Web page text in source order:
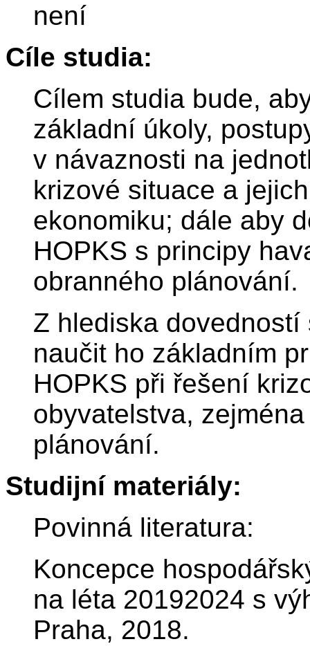
není
Cíle studia:
Cílem studia bude,
základní úkoly,
v návaznosti na
krizové situace a
ekonomiku; dále aby
HOPKS s principy
obranného plánování.
Z hlediska
naučit ho základním
HOPKS při řešení
obyvatelstva,
plánování.
Studijní materiály:
Povinná literatura:
Koncepce
na léta 20192024 s
Praha, 2018.